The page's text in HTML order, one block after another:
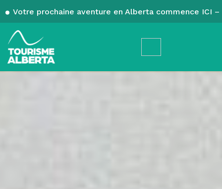
Votre prochaine aventure en Alberta commence ICI